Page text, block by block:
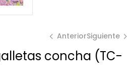
AnteriorSiguiente
concha (TC-